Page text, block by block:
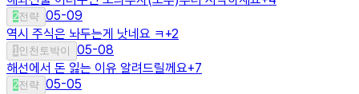
2전략 05-09
역시 주식은 놔두는게 낫네요 ㅋ+2
1인천토박이
05-08
해선에서 돈 잃는 이유 알려드릴께요+7
2전략 05-05